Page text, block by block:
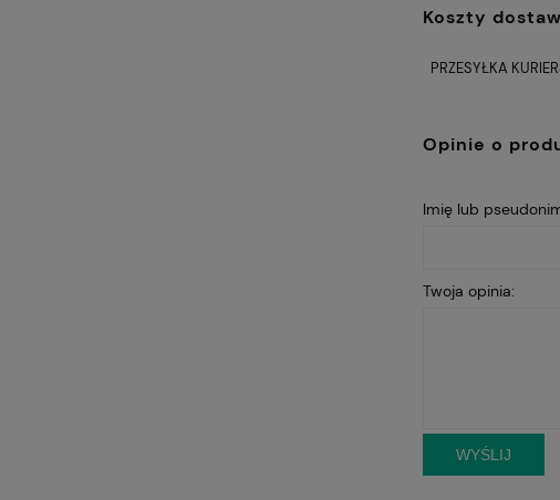
Koszty
PRZESYŁKA
Opinie o
Imię lub
Twoja opinia:
WYŚLIJ